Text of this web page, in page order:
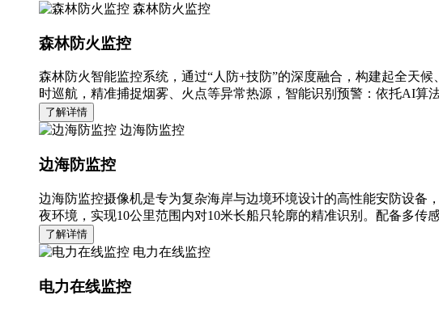
森林防火监控
森林防火监控
森林防火智能监控系统，通过“人防+技防”的深度融合，构建起全天
时巡航，精准捕捉烟雾、火点等异常热源，智能识别预警：依托AI
了解详情
边海防监控
边海防监控
边海防监控摄像机是专为复杂海岸与边境环境设计的高性能安防设
夜环境，实现10公里范围内对10米长船只轮廓的精准识别。配备多
了解详情
电力在线监控
电力在线监控